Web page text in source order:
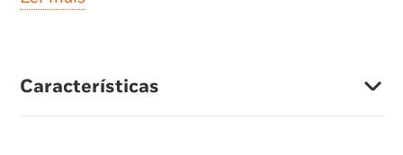
Inclui fichas de trabalho com atividades
Características